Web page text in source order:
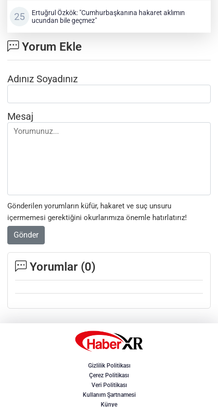
Ertuğrul Özkök: "Cumhurbaşkanına hakaret aklımın
ucundan bile geçmez"
Yorum Ekle
Adınız Soyadınız
Mesaj
Gönderilen yorumların küfür, hakaret ve suç unsuru
içermemesi gerektiğini okurlarımıza önemle hatırlatırız!
Gönder
Yorumlar (0)
Gizlilik Politikası
Çerez Politikası
Veri Politikası
Kullanım Şartnamesi
Künye